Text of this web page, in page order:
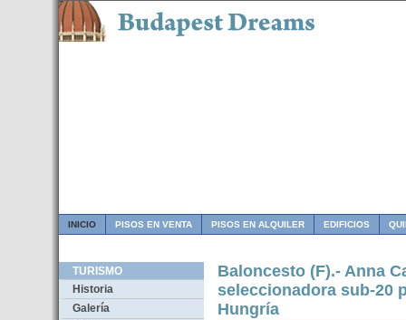
INICIO PISOS EN VENTA PISOS EN ALQUILER EDIFICIOS
TURISMO
Historia
Galería
Baloncesto (F).- Anna
seleccionadora sub-20
Hungría